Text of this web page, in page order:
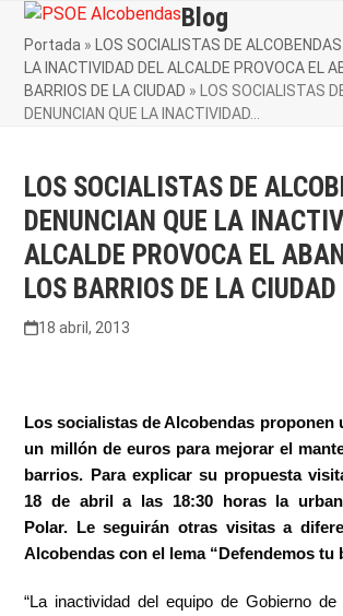
Skip
content
Open
mobile
menu
Close
mobile
menu
Blog
Portada »
LOS SOCIALISTAS DE
LA INACTIVIDAD DEL ALCALDE PROVOCA EL
BARRIOS DE LA CIUDAD »
LOS SOCIALISTAS
DENUNCIAN QUE LA INACTIVIDAD…
LOS SOCIALISTAS DE
DENUNCIAN QUE LA
ALCALDE PROVOCA EL
LOS BARRIOS DE LA CIUDAD
18 abril, 2013
Los socialistas de Alcobendas proponen
un millón de euros para mejorar el
barrios. Para explicar su propuesta
18 de abril a las 18:30 horas la
Polar. Le seguirán otras visitas a
Alcobendas con el lema “Defendemos tu
“La inactividad del equipo de Gobierno de